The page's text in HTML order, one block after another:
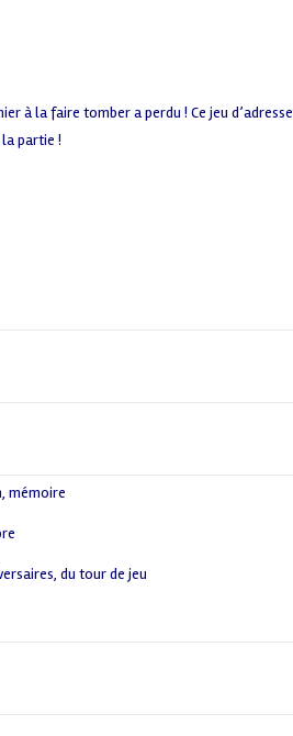
à la faire tomber a perdu ! Ce jeu
partie !
mémoire
du tour de jeu